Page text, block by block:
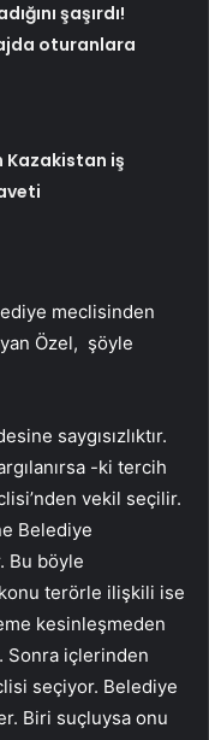
şaşırdı!
oturanlara
Kazakistan iş
meclisinden
Özel, şöyle
saygısızlıktır.
-ki tercih
vekil seçilir.
Belediye
Bu böyle
terörle ilişkili ise
kesinleşmeden
Sonra içlerinden
seçiyor. Belediye
Biri suçluysa onu